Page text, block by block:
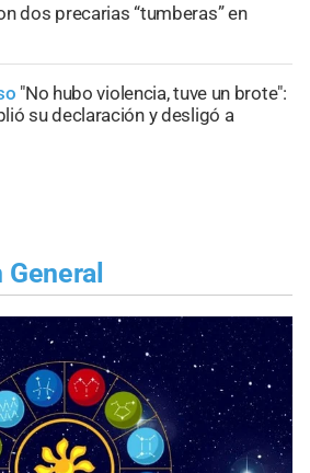
dos precarias “tumberas” en
"No hubo violencia, tuve un brote":
su declaración y desligó a